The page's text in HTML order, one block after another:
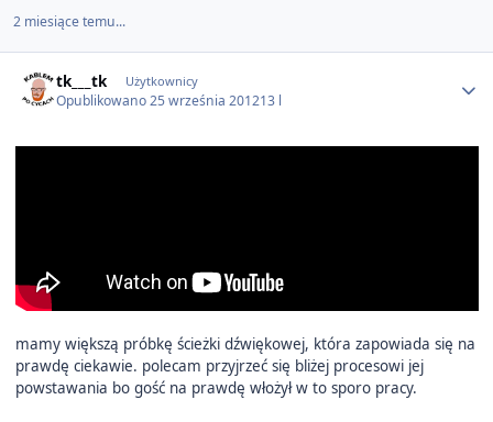
2 miesiące temu...
tk___tk Użytkownicy
Opublikowano25 września 201213 l
mamy większą próbkę ścieżki dźwiękowej, która zapowiada się na
prawdę ciekawie. polecam przyjrzeć się bliżej procesowi jej
powstawania bo gość na prawdę włożył w to sporo pracy.